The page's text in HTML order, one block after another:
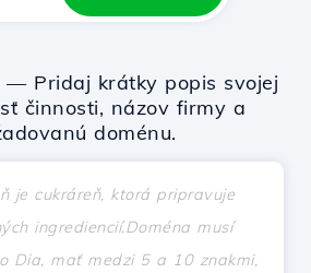
— Pridaj krátky popis svojej
činnosti, názov firmy a
doménu.